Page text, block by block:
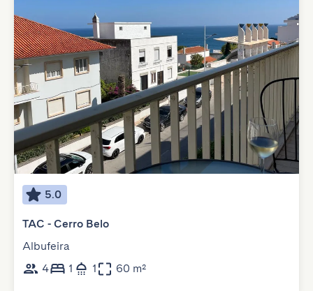
5.0
TAC - Cerro Belo
Albufeira
4
1 1 60 m²